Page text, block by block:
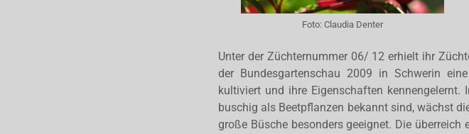
Foto: Claudia Denter
Unter der Züchternummer 06/ 12 erhielt ihr
der Bundesgartenschau 2009 in Schwerin
kultiviert und ihre Eigenschaften
buschig als Beetpflanzen bekannt sind, wächst
große Büsche besonders geeignet. Die